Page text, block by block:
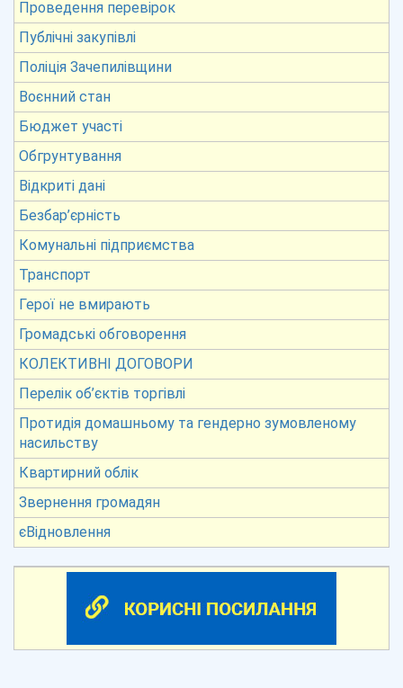
Проведення перевірок
Публічні закупівлі
Поліція Зачепилівщини
Воєнний стан
Бюджет участі
Обгрунтування
Відкриті дані
Безбар’єрність
Комунальні підприємства
Транспорт
Герої не вмирають
Громадські обговорення
КОЛЕКТИВНІ ДОГОВОРИ
Перелік об’єктів торгівлі
Протидія домашньому та гендерно зумовленому
насильству
Квартирний облік
Звернення громадян
єВідновлення